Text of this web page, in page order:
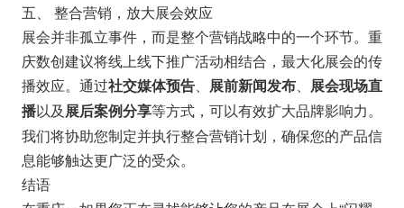
五、 整合营销，放大展会效应
展会并非孤立事件，而是整个营销战略中的一个环节。重
庆数创建议将线上线下推广活动相结合，最大化展会的传
播效应。通过社交媒体预告、 展前新闻发布、 展会现场直
播以及展后案例分享等方式，可以有效扩大品牌影响力。
我们将协助您制定并执行整合营销计划，确保您的产品信
息能够触达更广泛的受众。
结语